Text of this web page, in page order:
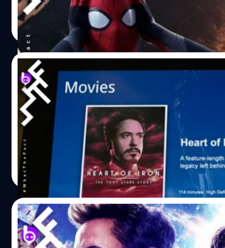
คือ เขาไม่เชื่อว่า มิสเตริโอ (Mysterio) จะตายจริง ๆ เพรา
นั้นหายไปแล้ว แต่ในฉากคั่นกลางเครดิตจบ (Mid-Credit
เจมสัน (J. Jonah Jameson) ซึ่งแสดงโดย เจ.เค.ซิมมอนส์
ปาร์กเกอร์ (Peter Parker) ในภาพข่าวมิสเตริโอยังคงอยู่ใ
โอไปแฉได้มีทางเดียวคือ เขามาทำซีจีเอฟเฟกต์แต่งภาพหลั
คอมเมนต์ก็มีทั้งเห็นด้วย และไม่เห็นด้วย เสียงที่ไม่เห็นด้วยส่
เป็นฝีมือของ เควนติน เบ็ก…
ธนพล น้อยชูชื่น | 2501 days ago
Read More
19/09/2019
5 หนังสารคดีในจักรวาล MCU จากหนัง
หนัง Spider-Man: Far From Home กำลังออกขายในรูปแบบ
คราวนี้ก็มีแฟนตาดีจากทวิตเตอร์ @marvelstuff ไปเห็นอีสเต
หนังดูบนเครื่อง และหน้าจอที่ขึ้นมาก็เป็นหนังสารคดีล้วน ๆ ซึ่
และเกี่ยวกับอะไร เราลองไปดูกัน https://twitter.com/
สิ่งมีชีวิตบนโลก (รวมถึงนอกโลก) หายไปครึ่งหนึ่งในปี 2018
และชื่อเรื่องที่ว่าด้วยการดีดนิ้ว (The Snap) แสดงว่าความ
ใช่ความลับอีกต่อไปสำหรับคนบนโลก ทั้งนี้อนุมานได้ว่าสารคดี
Far From…
ธนพล น้อยชูชื่น | 2514 days ago
Read More
15/09/2019
Avengers: Endgame กวาด 6 รางวัลใหญ่